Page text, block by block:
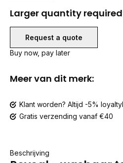
Larger quantity
Request a quote
Buy now, pay later
Meer van dit merk:
Klant worden? Altijd -5%
Gratis verzending vanaf €40
Beschrijving